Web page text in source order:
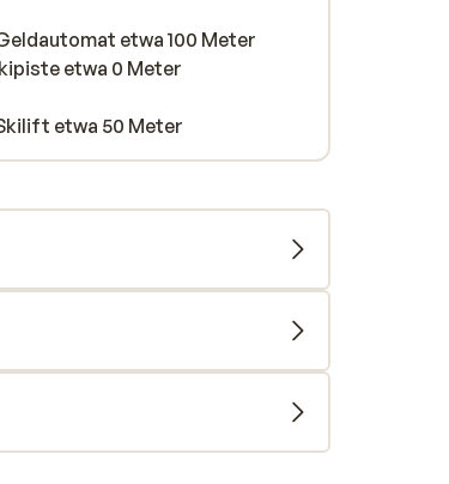
etwa 100 Meter
etwa 0 Meter
etwa 50 Meter